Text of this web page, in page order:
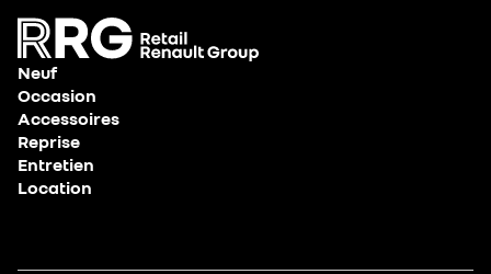
Neuf
Occasion
Accessoires
Reprise
Entretien
Location